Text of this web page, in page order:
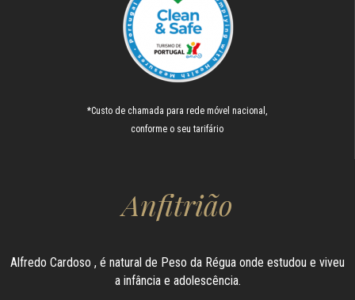
*Custo de chamada para rede móvel nacional,
conforme o seu tarifário
Anfitrião
Alfredo Cardoso , é natural de Peso da Régua onde estudou e viveu
a infância e adolescência.